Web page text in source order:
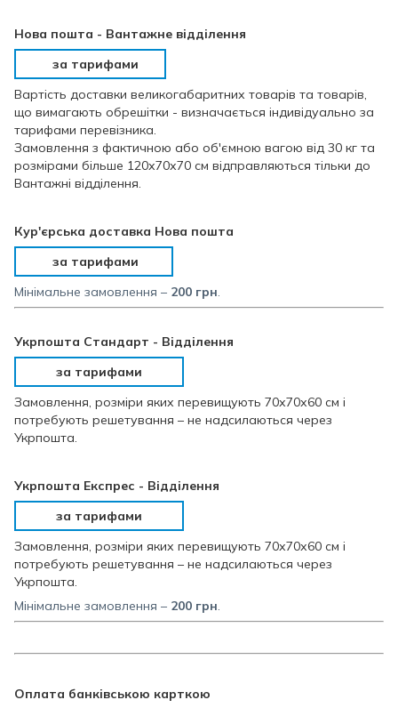
Нова пошта - Вантажне відділення
за тарифами
Вартість доставки великогабаритних товарів та товарів,
що вимагають обрешітки - визначається індивідуально за
тарифами перевізника.
Замовлення з фактичною або об'ємною вагою від 30 кг та
розмірами більше 120х70х70 см відправляються тільки до
Вантажні відділення.
Кур'єрська доставка Нова пошта
за тарифами
Мінімальне замовлення – 200 грн
Укрпошта Стандарт - Відділення
за тарифами
Замовлення, розміри яких перевищують 70х70х60 см і
потребують решетування – не надсилаються через
Укрпошта.
Укрпошта Експрес - Відділення
за тарифами
Замовлення, розміри яких перевищують 70х70х60 см і
потребують решетування – не надсилаються через
Укрпошта.
Мінімальне замовлення – 200 грн
Оплата банківською карткою